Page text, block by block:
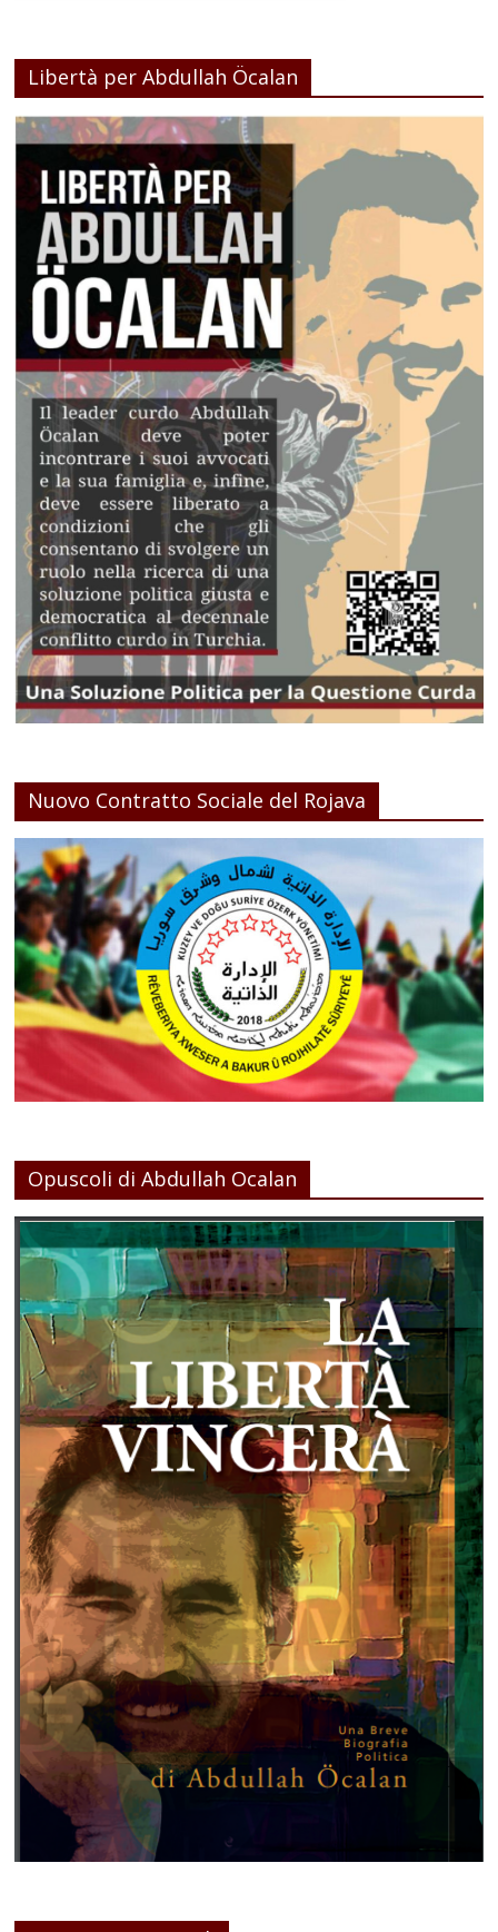
Libertà per Abdullah Öcalan
Nuovo Contratto Sociale del Rojava
Opuscoli di Abdullah Ocalan